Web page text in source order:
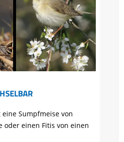
Sumpfmeise von
oder einen Fitis von einen